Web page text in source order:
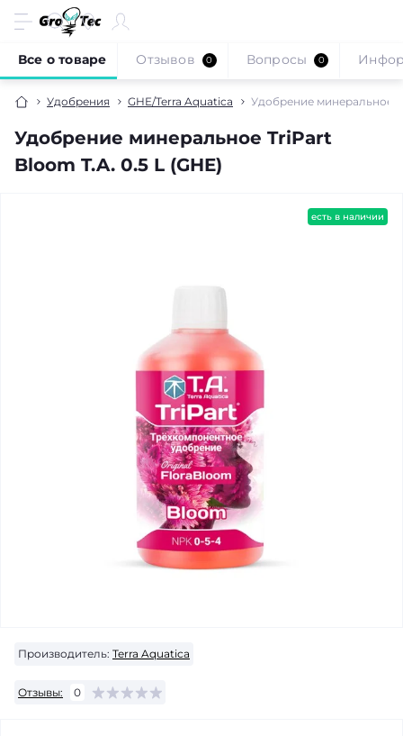
Удобрения GHE/Terra Aquatica Удобрение минеральное
Удобрение минеральное TriPart
Bloom T.A. 0.5 L (GHE)
Все о товаре Отзывов 0 Вопросы 0
есть в наличии
Производитель: Terra Aquatica
Отзывы: 0